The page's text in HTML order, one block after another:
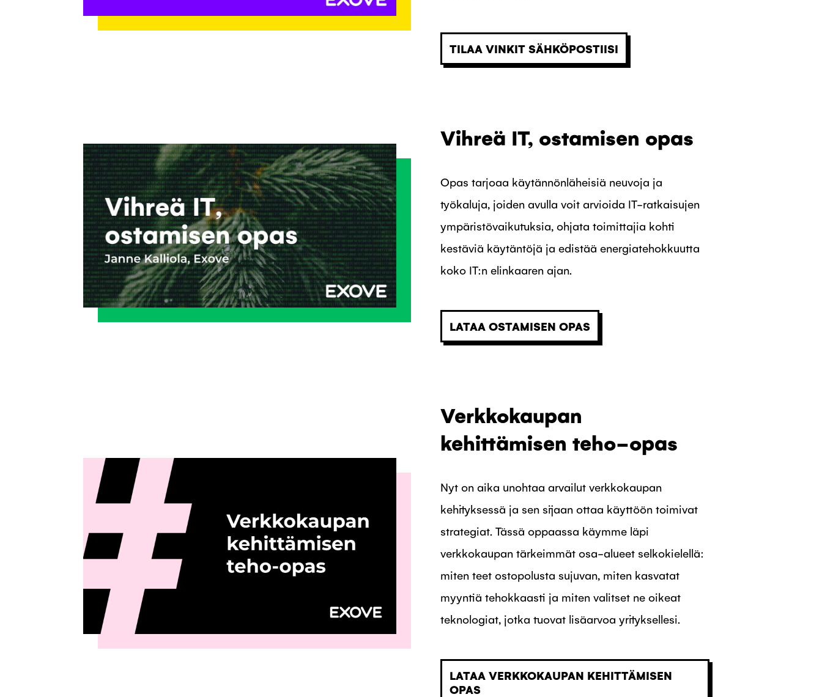
TILAA VINKIT SÄHKÖPOSTIISI
Vihreä IT, ostamisen opas
Opas tarjoaa käytännönläheisiä neuvoja ja
työkaluja, joiden avulla voit arvioida IT-ratkaisujen
ympäristövaikutuksia, ohjata toimittajia kohti
kestäviä käytäntöjä ja edistää energiatehokkuutta
koko IT:n elinkaaren ajan.
LATAA OSTAMISEN OPAS
Verkkokaupan
kehittämisen teho-opas
Nyt on aika unohtaa arvailut verkkokaupan
kehityksessä ja sen sijaan ottaa käyttöön toimivat
strategiat. Tässä oppaassa käymme läpi
verkkokaupan tärkeimmät osa-alueet selkokielellä:
miten teet ostopolusta sujuvan, miten kasvatat
myyntiä tehokkaasti ja miten valitset ne oikeat
teknologiat, jotka tuovat lisäarvoa yrityksellesi.
LATAA VERKKOKAUPAN KEHITTÄMISEN
OPAS